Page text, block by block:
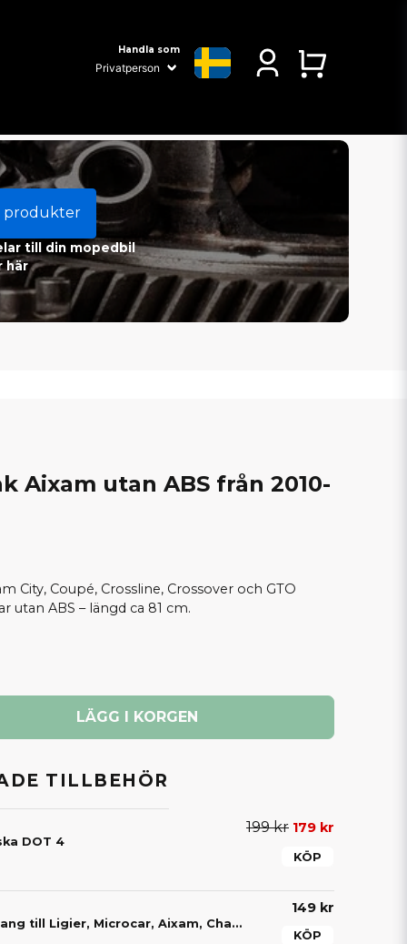
Handla som
produkter
till din mopedbil
här
Aixam utan ABS från 2010-
City, Coupé, Crossline, Crossover och GTO
utan ABS – längd ca 81 cm.
LÄGG I KORGEN
TILLBEHÖR
DOT 4
199 kr 179 kr
KÖP
Banjobult bromsslang till Ligier, Microcar, Aixam, Chatenet, JDM, Bellier & Casalini
149 kr
KÖP